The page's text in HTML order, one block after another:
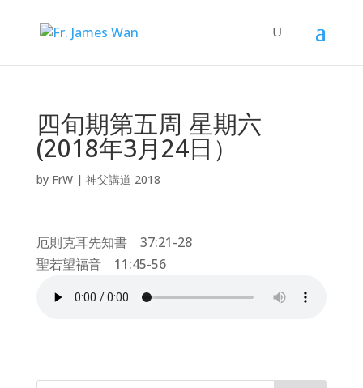
四旬期第五周 星期六
(2018年3月24日）
by FrW| 神父講道 2018
厄則克耳先知書 37:21-28
聖若望福音 11:45-56